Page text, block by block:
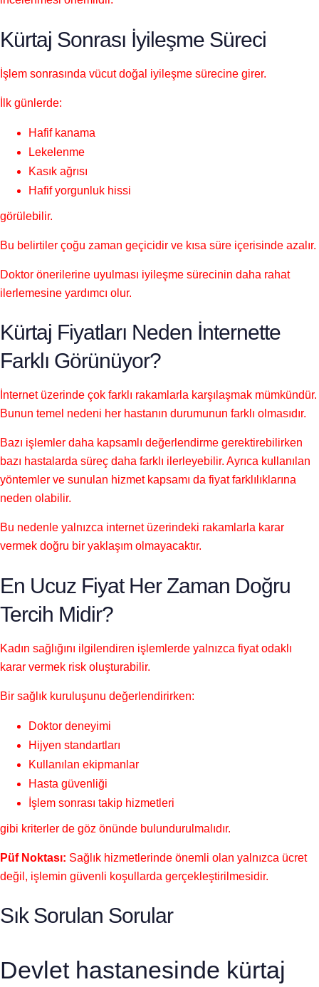
Kürtaj Sonrası İyileşme Süreci
İşlem sonrasında vücut doğal iyileşme sürecine girer.
İlk günlerde:
Hafif kanama
Lekelenme
Kasık ağrısı
Hafif yorgunluk hissi
görülebilir.
Bu belirtiler çoğu zaman geçicidir ve kısa süre içerisinde azalır.
Doktor önerilerine uyulması iyileşme sürecinin daha rahat
ilerlemesine yardımcı olur.
Kürtaj Fiyatları Neden İnternette
Farklı Görünüyor?
İnternet üzerinde çok farklı rakamlarla karşılaşmak mümkündür.
Bunun temel nedeni her hastanın durumunun farklı olmasıdır.
Bazı işlemler daha kapsamlı değerlendirme gerektirebilirken
bazı hastalarda süreç daha farklı ilerleyebilir. Ayrıca kullanılan
yöntemler ve sunulan hizmet kapsamı da fiyat farklılıklarına
neden olabilir.
Bu nedenle yalnızca internet üzerindeki rakamlarla karar
vermek doğru bir yaklaşım olmayacaktır.
En Ucuz Fiyat Her Zaman Doğru
Tercih Midir?
Kadın sağlığını ilgilendiren işlemlerde yalnızca fiyat odaklı
karar vermek risk oluşturabilir.
Bir sağlık kuruluşunu değerlendirirken:
Doktor deneyimi
Hijyen standartları
Kullanılan ekipmanlar
Hasta güvenliği
İşlem sonrası takip hizmetleri
gibi kriterler de göz önünde bulundurulmalıdır.
Püf Noktası: Sağlık hizmetlerinde önemli olan yalnızca ücret
değil, işlemin güvenli koşullarda gerçekleştirilmesidir.
Sık Sorulan Sorular
Devlet hastanesinde kürtaj